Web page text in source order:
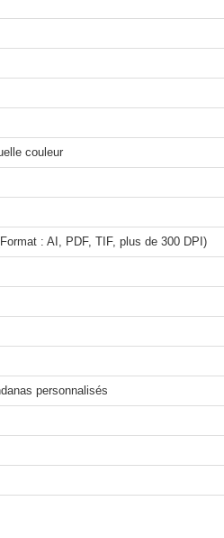
couleur
: AI, PDF, TIF, plus de 300 DPI)
personnalisés